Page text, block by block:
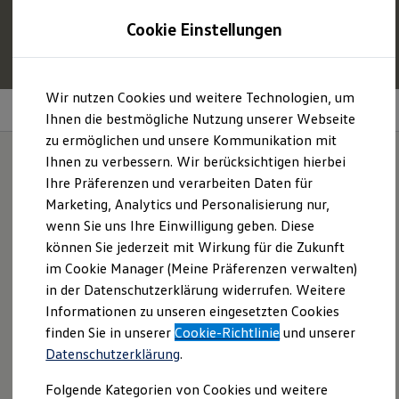
Hauptinhalt
springen
Footer
springen
Profitieren Sie von bis zu6.000 € 1
VolkswagenID. oder
Hybridmodelle.
Mehr zur E‑Auto-Förderung
Modelle und Konfigurator
Konfigurator
Modelle vergleichen
Konfiguration laden
Autosuche
Elektroautos
ENERGY Sondermodelle
Nutzfahrzeuge
SUV und CUV
Familienautos
Kombis
Kompaktwagen
Sportwagen
Schnell verfügbare Fahrzeuge
Angebote und Produkte
Aktuelle Angebote
Parkassistenzsysteme
Parkassistenzsysteme
im Überblick:
Parkassistent „Park Assist Pro“
Memory Funktion für Parkassistent
Umgebungsansicht „Area View“
Cookie Einstellungen
Wir nutzen Cookies und weitere Technologien, um
Ihnen die bestmögliche Nutzung unserer Webseite
zu ermöglichen und unsere Kommunikation mit
Ihnen zu verbessern. Wir berücksichtigen hierbei
Ihre Präferenzen und verarbeiten Daten für
Marketing, Analytics und Personalisierung nur,
wenn Sie uns Ihre Einwilligung geben. Diese
können Sie jederzeit mit Wirkung für die Zukunft
im Cookie Manager (Meine Präferenzen verwalten)
in der Datenschutzerklärung widerrufen. Weitere
Informationen zu unseren eingesetzten Cookies
finden Sie in unsererCookie-Richtlinie und unserer
Datenschutzerklärung.
Folgende Kategorien von Cookies und weitere